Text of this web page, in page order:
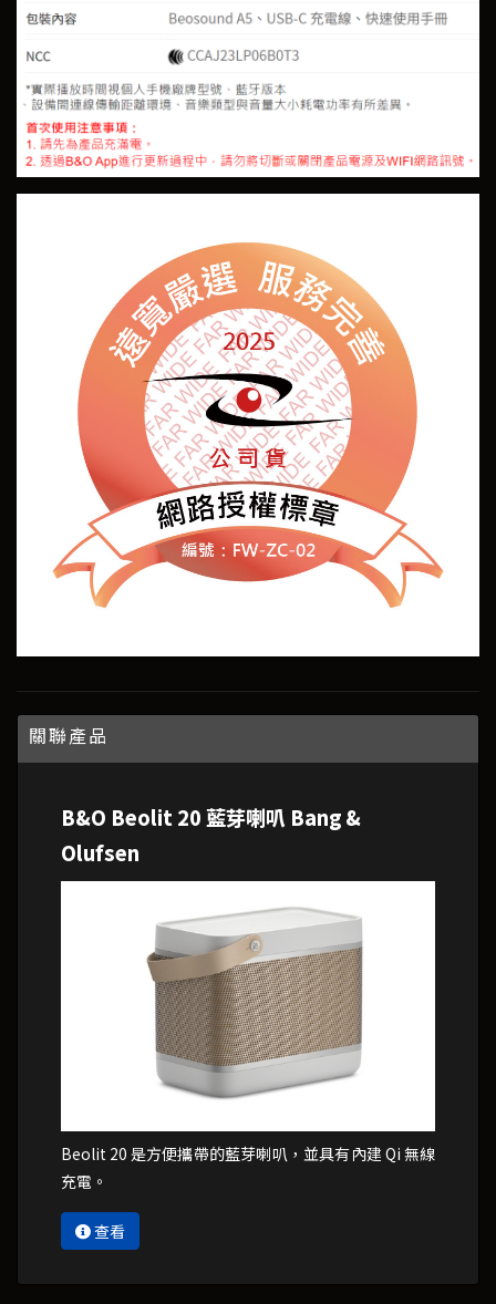
關聯產品
Beolit 20 是方便攜帶的藍芽喇叭，並具有內建 Qi 無線
充電。
查看
B&O Beolit 20 藍芽喇叭 Bang &
Olufsen